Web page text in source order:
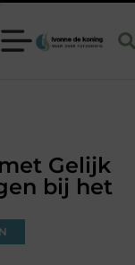
en voorkom je
Gelijk
bij het